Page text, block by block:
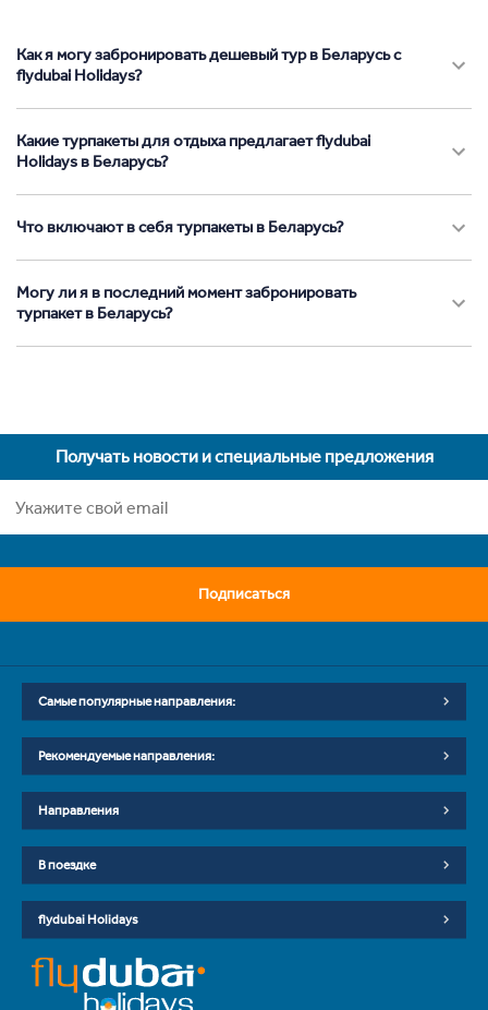
Как я могу забронировать дешевый тур в Беларусь с
flydubai Holidays?
Какие турпакеты для отдыха предлагает flydubai
Holidays в Беларусь?
Что включают в себя турпакеты в Беларусь?
Могу ли я в последний момент забронировать
турпакет в Беларусь?
Получать новости и специальные предложения
Подписаться
Самые популярные направления:
Рекомендуемые направления:
Направления
В поездке
flydubai Holidays